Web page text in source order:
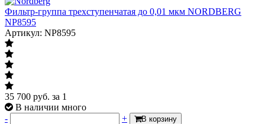
Фильтр-группа трехступенчатая до 0,01 мкм NORDBERG
NP8595
Артикул: NP8595
35 700 руб. за 1
В наличии много
-
+ В корзину